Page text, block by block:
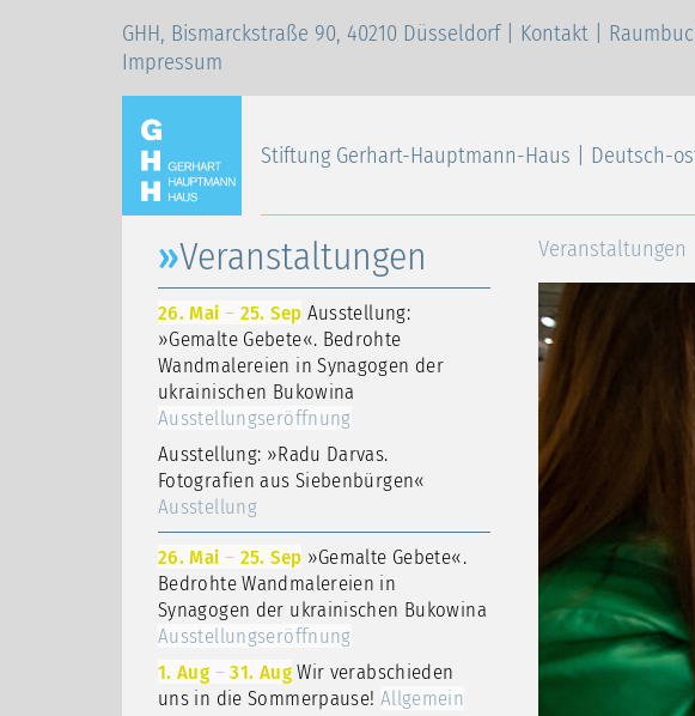
GHH, Bismarckstraße 90, 40210 Düsseldorf | Kontakt
Impressum
Stiftung Gerhart-Hauptmann-Haus | Deutsch-
Veranstaltungen
26. Mai – 25. Sep Ausstellung:
»Gemalte Gebete«. Bedrohte
Wandmalereien in Synagogen der
ukrainischen Bukowina
Ausstellungseröffnung
Ausstellung: »Radu Darvas.
Fotografien aus Siebenbürgen«
Ausstellung
26. Mai – 25. Sep »Gemalte Gebete«.
Bedrohte Wandmalereien in
Synagogen der ukrainischen Bukowina
Ausstellungseröffnung
1. Aug –31. AugWir verabschieden
uns in die Sommerpause! Allgemein
Veranstaltungen